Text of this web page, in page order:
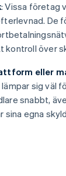
: Vissa företag
De
kontroll över
eller
sig väl
snabbt,
sina egna